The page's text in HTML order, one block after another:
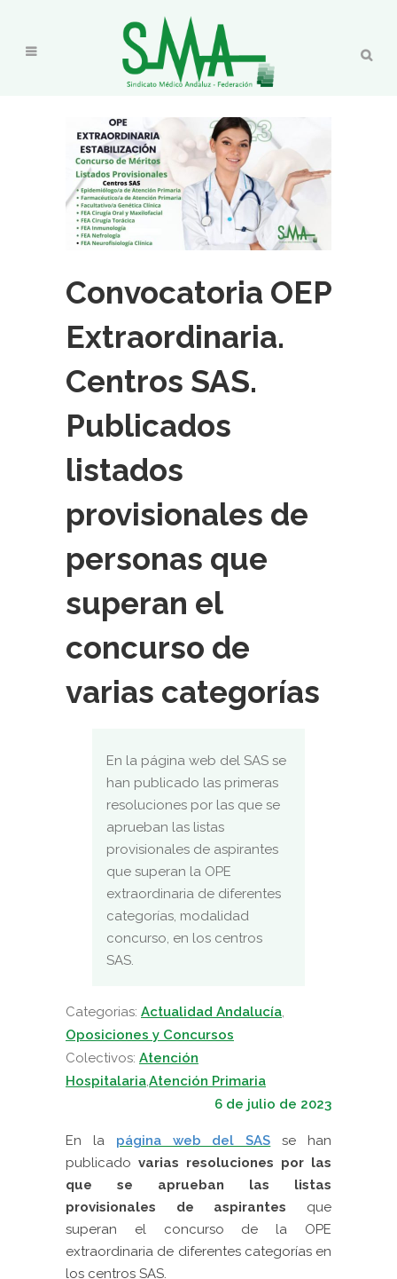
Convocatoria OEP
Extraordinaria.
Centros SAS.
Publicados
listados
provisionales de
personas que
superan el
concurso de
varias categorías
En la página web del SAS se
han publicado las primeras
resoluciones por las que se
aprueban las listas
provisionales de aspirantes
que superan la OPE
extraordinaria de diferentes
categorías, modalidad
concurso, en los centros
SAS.
Categorias: Actualidad Andalucía,
Oposiciones y Concursos
Colectivos: Atención
Hospitalaria,Atención Primaria
6 de julio de 2023
En la página web del SAS
se han
publicado varias resoluciones por las
que se aprueban las listas
provisionales de aspirantes que
superan el concurso de la OPE
extraordinaria de diferentes categorías en
los centros SAS.